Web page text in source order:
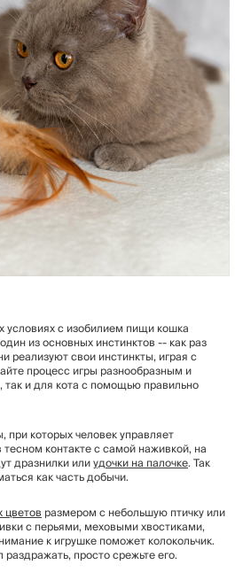
с изобилием пищи кошка
из основных инстинктов -- как раз
реализуют свои инстинкты, играя с
процесс игры разнообразным и
так и для кота с помощью правильно
которых человек управляет
контакте с самой наживкой, на
дразнилки илиудочки на палочке. Так
как часть добычи.
цветовразмером с небольшую птичку или
с перьями, меховыми хвостиками,
к игрушке поможет колокольчик.
просто срежьте его.